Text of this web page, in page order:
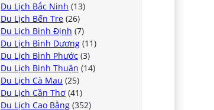
Du Lịch Bắc Ninh (13)
Du Lịch Bến Tre (26)
Du Lịch Bình Định (7)
Du Lịch Bình Dương (11)
Du Lịch Bình Phước (3)
Du Lịch Bình Thuận (14)
Du Lịch Cà Mau (25)
Du Lịch Cần Thơ (41)
Du Lịch Cao Bằng (352)